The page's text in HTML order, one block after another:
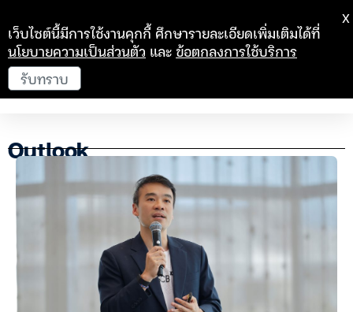
Outlook
เว็บไซต์นี้มีการใช้งานคุกกี้ ศึกษารายละเอียดเพิ่มเติมได้ที่
นโยบายความเป็นส่วนตัว และข้อตกลงการใช้บริการ
รับทราบ
X